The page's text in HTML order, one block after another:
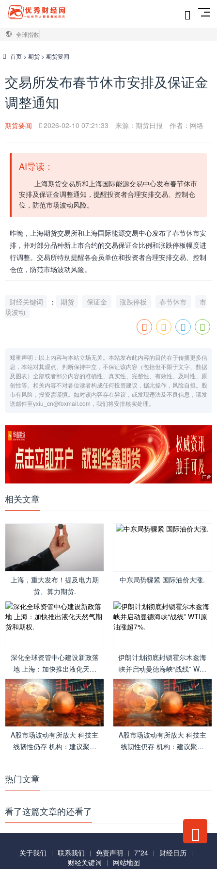
全球指数
首页 > 期货 > 期货要闻
交易所发布春节休市安排及保证金
调整通知
期货要闻 2026-02-10 07:21:33 来源：期货日报 作者：网络
AI导读：
上海期货交易所和上海国际能源交易中心发布春节休市
安排及保证金调整通知，提醒投资者合理安排交易、控制仓
位，防范市场波动风险。
昨晚，上海期货交易所和上海国际能源交易中心发布了春节休市安
排，并对部分品种新上市合约的交易保证金比例和涨跌停板幅度进
行调整。交易所特别提醒各会员单位和投资者合理安排交易、控制
仓位，防范市场波动风险。
财经关键词 ： 期货 保证金 涨跌停板 春节休市
市
场波动
郑重声明：以上内容与本站立场无关。本站发布此内容的目的在于传播更多信
息，本站对其观点、判断保持中立，不保证该内容（包括但不限于文字、数据
及图表）全部或者部分内容的准确性、真实性、完整性、有效性、及时性、原
创性等。相关内容不对各位读者构成任何投资建议，据此操作，风险自担。股
市有风险，投资需谨慎。如对该内容存在异议，或发现违法及不良信息，请发
送邮件至yxiu_cn@foxmail.com，我们将安排核实处理。
相关文章
上海，重大发布！提及电力期
货、算力期货.
中东局势骤紧 国际油价大涨.
深化全球资管中心建设新政落
地 上海：加快推出液化天然
气期货和期权.
伊朗计划彻底封锁霍尔木兹海
峡并启动曼德海峡“战线” WTI
原油涨超7%.
A股市场波动有所放大 科技主
线韧性仍存 机构：建议聚焦
A股市场波动有所放大 科技主
线韧性仍存 机构：建议聚焦
热门文章
看了这篇文章的还看了
关于我们 联系我们 免责声明 7*24
财经日历
财经关键词
网站地图